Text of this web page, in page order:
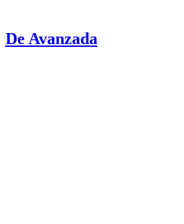
De Avanzada